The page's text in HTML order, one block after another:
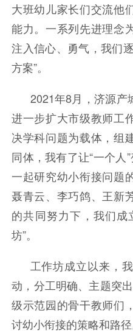
大班幼儿家长们交流他
能力。一系列先进理念
注入信心、勇气，我们
方案”。
2021年8月，济源产
进一步扩大市级教师工
决学科问题为载体，组
同体，我有了让“一个人
一起研究幼小衔接问题
聂青云、李巧鸽、王新
的共同努力下，我们成
坊”。
工作坊成立以来，
动，分工明确、主题突
级示范园的骨干教师们
讨幼小衔接的策略和路径